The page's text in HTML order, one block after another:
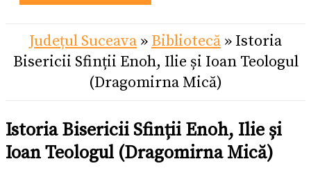
Județul Suceava » Bibliotecă » Istoria
Bisericii Sfinții Enoh, Ilie și Ioan Teologul
(Dragomirna Mică)
Istoria Bisericii Sfinții Enoh, Ilie și
Ioan Teologul (Dragomirna Mică)